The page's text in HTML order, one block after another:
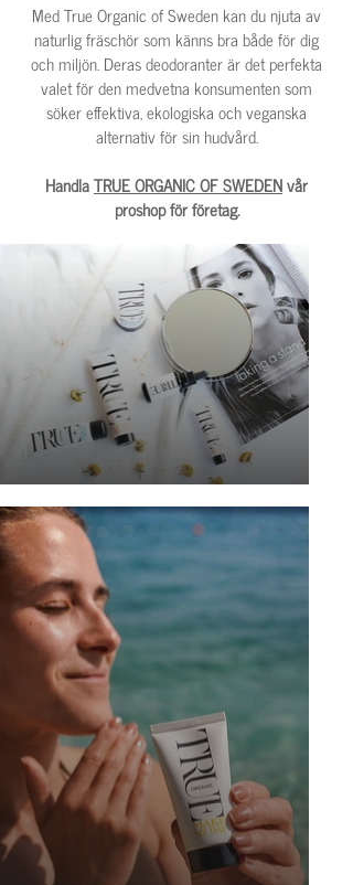
Med True Organic of Sweden kan du njuta av
naturlig fräschör som känns bra både för dig
och miljön. Deras deodoranter är det perfekta
valet för den medvetna konsumenten som
söker effektiva, ekologiska och veganska
alternativ för sin hudvård.
HandlaTRUE ORGANIC OF SWEDENvår
proshop för företag.